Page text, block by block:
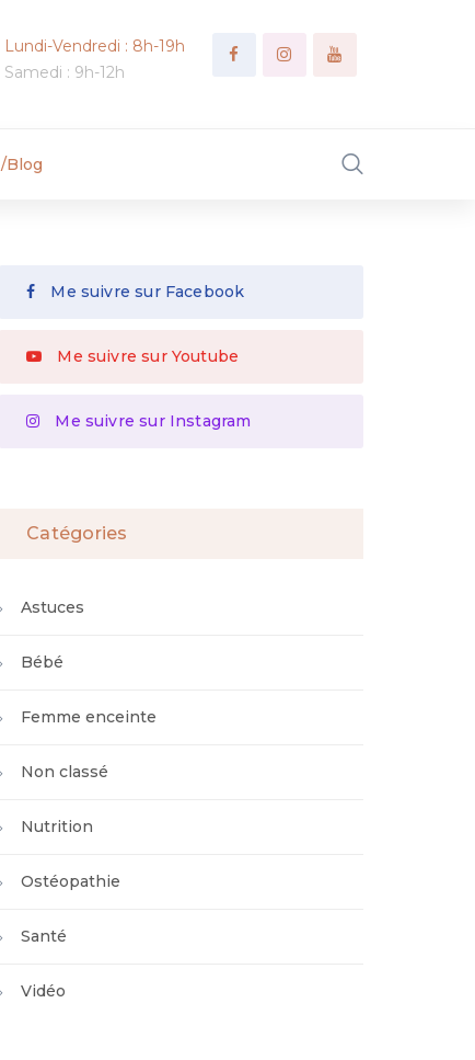
Lundi-Vendredi : 8h-19h
Samedi : 9h-12h
Blog
Me suivre sur Facebook
Me suivre sur Youtube
Me suivre sur Instagram
Catégories
Astuces
Bébé
Femme enceinte
Non classé
Nutrition
Ostéopathie
Santé
Vidéo